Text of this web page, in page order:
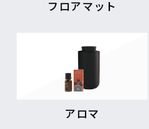
フロアマット
アロマ